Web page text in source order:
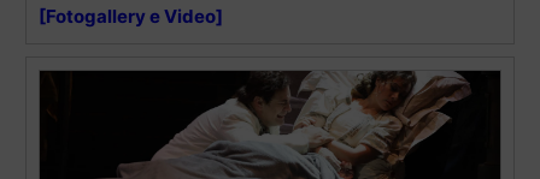
[Fotogallery e Video]